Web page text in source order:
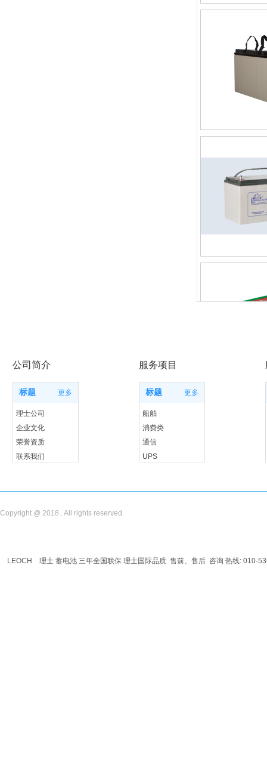
标题 更多
理士公司
企业文化
荣誉资质
联系我们
标题 更多
船舶
消费类
通信
UPS
公司简介 服务项目
Copyright @ 2018 . All rights reserved.
LEOCH理士 蓄电池 三年全国联保 理士国际品质 售前、售后 咨询 热线: 010-